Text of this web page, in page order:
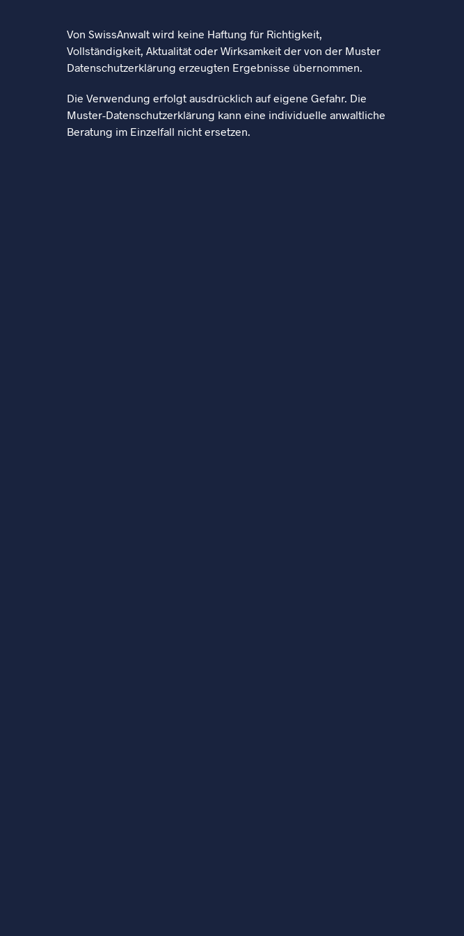
Von SwissAnwalt wird keine Haftung für Richtigkeit,
Vollständigkeit, Aktualität oder Wirksamkeit der von der Muster
Datenschutzerklärung erzeugten Ergebnisse übernommen.
Die Verwendung erfolgt ausdrücklich auf eigene Gefahr. Die
Muster-Datenschutzerklärung kann eine individuelle anwaltliche
Beratung im Einzelfall nicht ersetzen.